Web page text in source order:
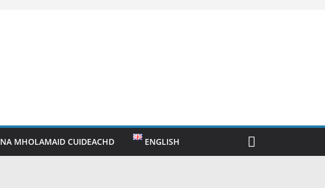
NA MHOLAMAID CUIDEACHD ENGLISH